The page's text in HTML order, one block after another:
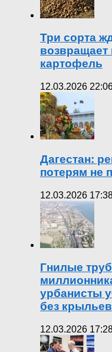
Три сорта
возвращает
картофель
12.03.2026
Дагестан:
потерям не
12.03.2026
Гнилые
урбанисты
без крыльев
12.03.2026